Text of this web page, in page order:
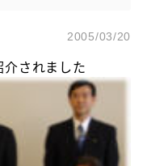
2005/03/20
されました